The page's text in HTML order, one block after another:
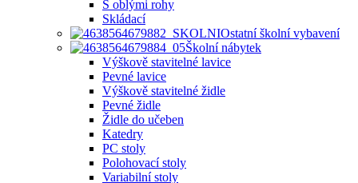
S oblými rohy
Skládací
Ostatní školní vybavení
Školní nábytek
Výškově stavitelné lavice
Pevné lavice
Výškově stavitelné židle
Pevné židle
Židle do učeben
Katedry
PC stoly
Polohovací stoly
Variabilní stoly